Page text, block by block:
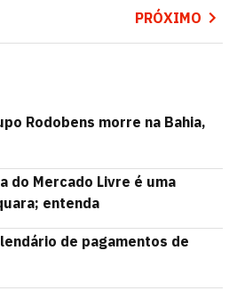
PRÓXIMO
Rodobens morre na Bahia,
do Mercado Livre é uma
entenda
de pagamentos de